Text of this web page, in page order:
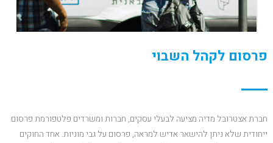
פרסום לקהל השבוי
חברת אצטרובל מדיה מציעה לבעלי עסקים, חברות ומשרדים פלטפורמת פרסום
ייחודית שלא ניתן להישאר אדיש למראה, פרסום על גבי מוניות. אחד החוקים